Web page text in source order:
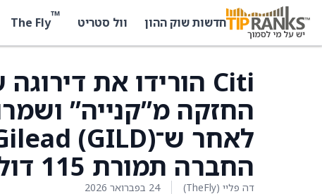
חדשות שוק ההון וול סטריט ™
The Fly
החברה תמורת 115 דולר למניה.
דה פליי (TheFly) 24 בפברואר 2026